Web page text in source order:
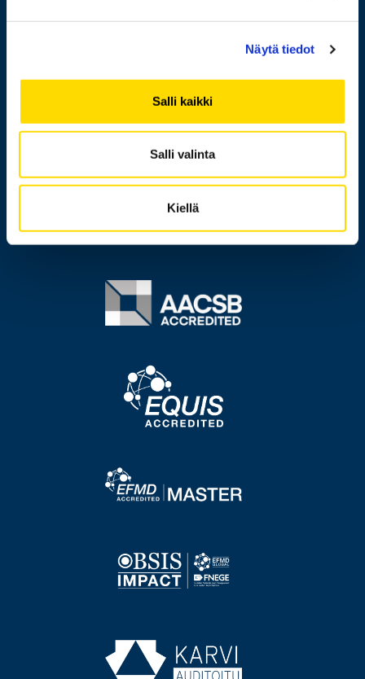
Näytä tiedot
Salli kaikki
Salli valinta
Kiellä
Tietoa sivustosta
Tietosuoja
Saavutettavuusseloste
Ilmoituskanava
Image
Image
Image
Image
Image